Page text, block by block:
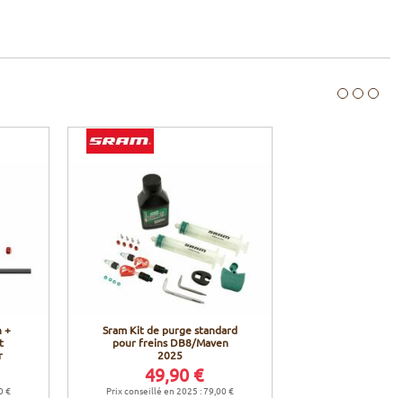
+
€
Sram Kit de purge standard
pour freins DB8/Maven
2025
49,90 €
Prix conseillé en 2025 : 79,00 €